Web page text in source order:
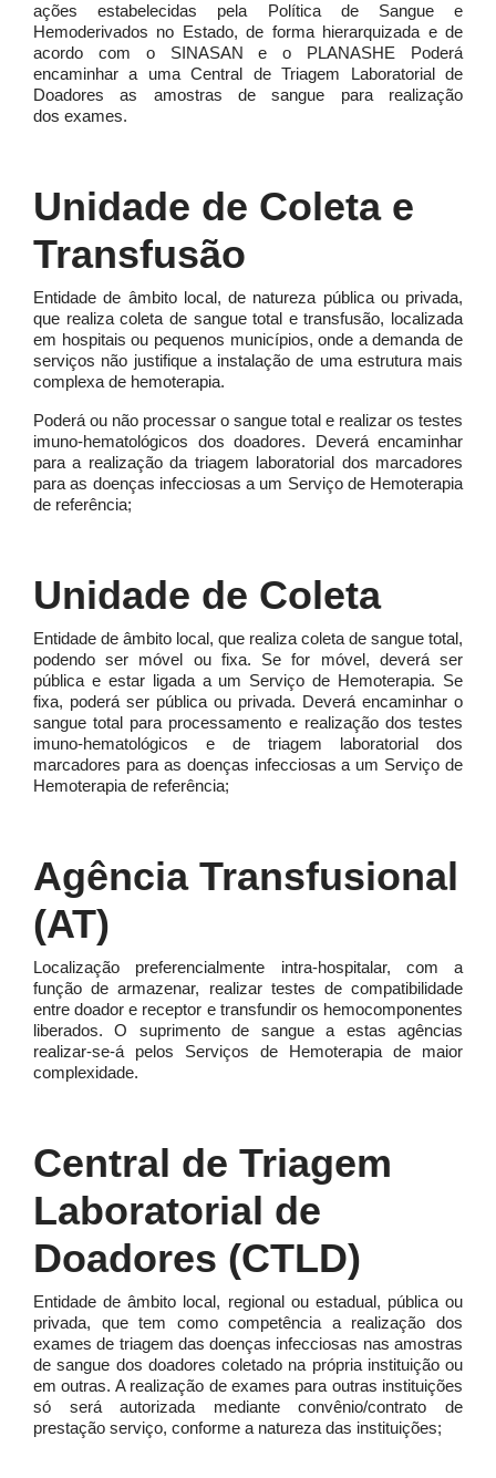
ações estabelecidas pela Política de Sangue e
Hemoderivados no Estado, de forma hierarquizada e de
acordo com o SINASAN e o PLANASHE Poderá
encaminhar a uma Central de Triagem Laboratorial de
Doadores as amostras de sangue para realização
dos exames.
Unidade de Coleta e
Transfusão
Entidade de âmbito local, de natureza pública ou privada,
que realiza coleta de sangue total e transfusão, localizada
em hospitais ou pequenos municípios, onde a demanda de
serviços não justifique a instalação de uma estrutura mais
complexa de hemoterapia.
Poderá ou não processar o sangue total e realizar os testes
imuno-hematológicos dos doadores. Deverá encaminhar
para a realização da triagem laboratorial dos marcadores
para as doenças infecciosas a um Serviço de Hemoterapia
de referência;
Unidade de Coleta
Entidade de âmbito local, que realiza coleta de sangue total,
podendo ser móvel ou fixa. Se for móvel, deverá ser
pública e estar ligada a um Serviço de Hemoterapia. Se
fixa, poderá ser pública ou privada. Deverá encaminhar o
sangue total para processamento e realização dos testes
imuno-hematológicos e de triagem laboratorial dos
marcadores para as doenças infecciosas a um Serviço de
Hemoterapia de referência;
Agência Transfusional
(AT)
Localização preferencialmente intra-hospitalar, com a
função de armazenar, realizar testes de compatibilidade
entre doador e receptor e transfundir os hemocomponentes
liberados. O suprimento de sangue a estas agências
realizar-se-á pelos Serviços de Hemoterapia de maior
complexidade.
Central de Triagem
Laboratorial de
Doadores (CTLD)
Entidade de âmbito local, regional ou estadual, pública ou
privada, que tem como competência a realização dos
exames de triagem das doenças infecciosas nas amostras
de sangue dos doadores coletado na própria instituição ou
em outras. A realização de exames para outras instituições
só será autorizada mediante convênio/contrato de
prestação serviço, conforme a natureza das instituições;